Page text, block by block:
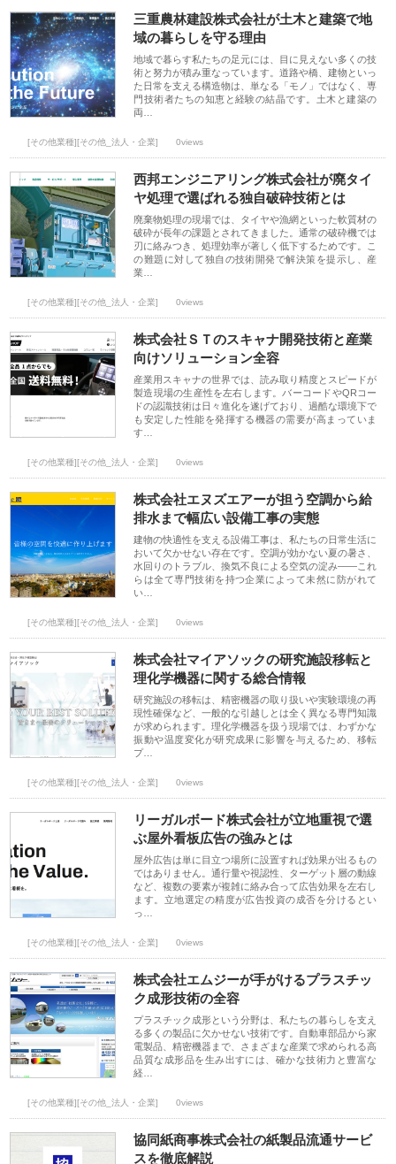
三重農林建設株式会社が土木と建築で地
域の暮らしを守る理由
地域で暮らす私たちの足元には、目に見えない多くの技
術と努力が積み重なっています。道路や橋、建物といっ
た日常を支える構造物は、単なる「モノ」ではなく、専
門技術者たちの知恵と経験の結晶です。土木と建築の
両…
[その他業種][その他_法人・企業] 0views
西邦エンジニアリング株式会社が廃タイ
ヤ処理で選ばれる独自破砕技術とは
廃棄物処理の現場では、タイヤや漁網といった軟質材の
破砕が長年の課題とされてきました。通常の破砕機では
刃に絡みつき、処理効率が著しく低下するためです。こ
の難題に対して独自の技術開発で解決策を提示し、産
業…
[その他業種][その他_法人・企業] 0views
株式会社ＳＴのスキャナ開発技術と産業
向けソリューション全容
産業用スキャナの世界では、読み取り精度とスピードが
製造現場の生産性を左右します。バーコードやQRコー
ドの認識技術は日々進化を遂げており、過酷な環境下で
も安定した性能を発揮する機器の需要が高まっていま
す…
[その他業種][その他_法人・企業] 0views
株式会社エヌズエアーが担う空調から給
排水まで幅広い設備工事の実態
建物の快適性を支える設備工事は、私たちの日常生活に
おいて欠かせない存在です。空調が効かない夏の暑さ、
水回りのトラブル、換気不良による空気の淀み――これ
らは全て専門技術を持つ企業によって未然に防がれて
い…
[その他業種][その他_法人・企業] 0views
株式会社マイアソックの研究施設移転と
理化学機器に関する総合情報
研究施設の移転は、精密機器の取り扱いや実験環境の再
現性確保など、一般的な引越しとは全く異なる専門知識
が求められます。理化学機器を扱う現場では、わずかな
振動や温度変化が研究成果に影響を与えるため、移転
プ…
[その他業種][その他_法人・企業] 0views
リーガルボード株式会社が立地重視で選
ぶ屋外看板広告の強みとは
屋外広告は単に目立つ場所に設置すれば効果が出るもの
ではありません。通行量や視認性、ターゲット層の動線
など、複数の要素が複雑に絡み合って広告効果を左右し
ます。立地選定の精度が広告投資の成否を分けるとい
っ…
[その他業種][その他_法人・企業] 0views
株式会社エムジーが手がけるプラスチッ
ク成形技術の全容
プラスチック成形という分野は、私たちの暮らしを支え
る多くの製品に欠かせない技術です。自動車部品から家
電製品、精密機器まで、さまざまな産業で求められる高
品質な成形品を生み出すには、確かな技術力と豊富な
経…
[その他業種][その他_法人・企業] 0views
協同紙商事株式会社の紙製品流通サービ
スを徹底解説